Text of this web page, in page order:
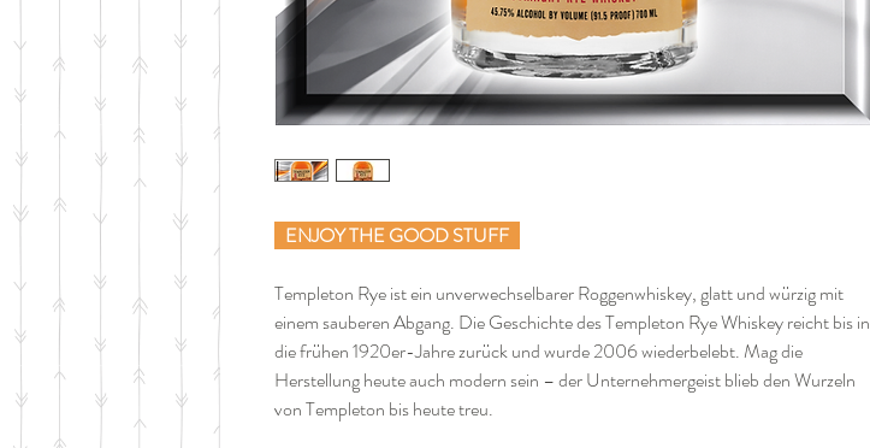
ENJOY THE GOOD STUFF
Templeton Rye ist ein unverwechselbarer Roggenwhiskey, glatt und würzig mit
einem sauberen Abgang. Die Geschichte des Templeton Rye Whiskey reicht bis in
die frühen 1920er-Jahre zurück und wurde 2006 wiederbelebt. Mag die
Herstellung heute auch modern sein – der Unternehmergeist blieb den Wurzeln
von Templeton bis heute treu.